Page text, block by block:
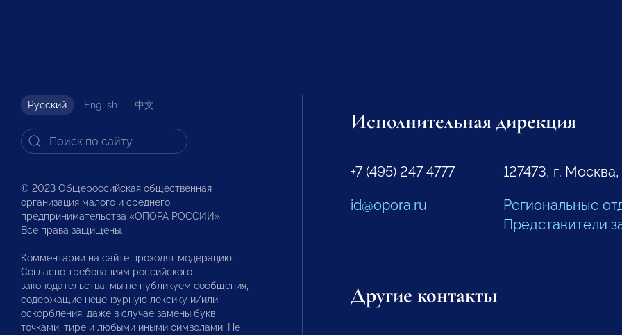
Русский English 中文
© 2023 Общероссийская общественная
организация малого и среднего
предпринимательства «ОПОРА РОССИИ».
Все права защищены.
Комментарии на сайте проходят модерацию.
Согласно требованиям российского
законодательства, мы не публикуем сообщения,
содержащие нецензурную лексику и/или
оскорбления, даже в случае замены букв
точками, тире и любыми иными символами. Не
Исполнительная дирекция
+7 (495) 247 4777
id@opora.ru
127473, г.
Региональные
Представители
Другие контакты